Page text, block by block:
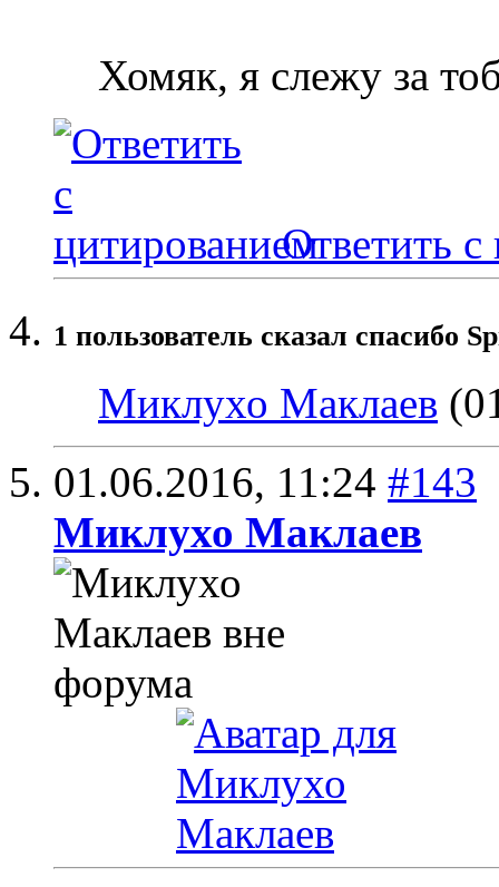
Хомяк, я слежу за
Ответить с
1 пользователь сказал cпасибо
Миклухо Маклаев
01.06.2016, 11:24 #143
Миклухо Маклаев